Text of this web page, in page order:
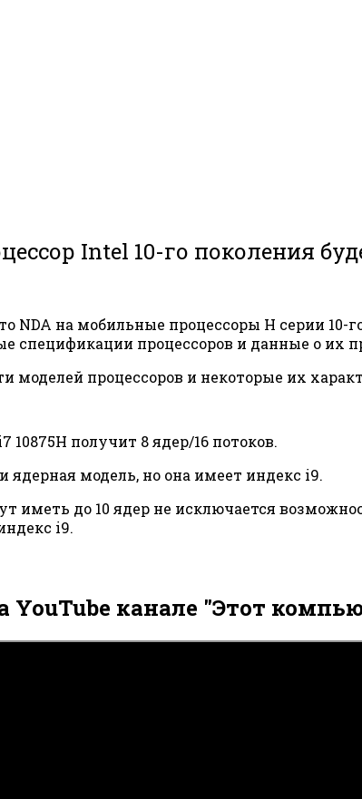
Intel 10-го поколения
NDA на мобильные процессоры H серии 10-
спецификации процессоров и данные о их
процессоров и некоторые их
10875H получит 8 ядер/16 потоков.
модель, но она имеет индекс i9.
иметь до 10 ядер не исключается
i9.
YouTube канале "Этот